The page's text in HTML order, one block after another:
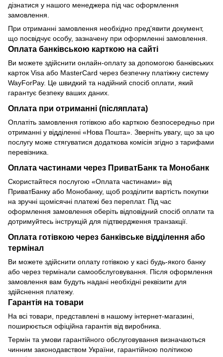
дізнатися у нашого менеджера під час оформлення
замовлення.
При отриманні замовлення необхідно пред'явити документ,
що посвідчує особу, зазначену при оформленні замовлення.
Оплата банківською карткою на сайті
Ви можете здійснити онлайн-оплату за допомогою банківських
карток Visa або MasterCard через безпечну платіжну систему
WayForPay. Це швидкий та надійний спосіб оплати, який
гарантує безпеку ваших даних.
Оплата при отриманні (післяплата)
Оплатіть замовлення готівкою або карткою безпосередньо при
отриманні у відділенні «Нова Пошта». Зверніть увагу, що за цю
послугу може стягуватися додаткова комісія згідно з тарифами
перевізника.
Оплата частинами через ПриватБанк та Монобанк
Скористайтеся послугою «Оплата частинами» від
ПриватБанку або Монобанку, щоб розділити вартість покупки
на зручні щомісячні платежі без переплат. Під час
оформлення замовлення оберіть відповідний спосіб оплати та
дотримуйтесь інструкцій для підтвердження транзакції.
Оплата готівкою через банківське відділення або
термінал
Ви можете здійснити оплату готівкою у касі будь-якого банку
або через термінали самообслуговування. Після оформлення
замовлення вам будуть надані необхідні реквізити для
здійснення платежу.
Гарантія на товари
На всі товари, представлені в нашому інтернет-магазині,
поширюється офіційна гарантія від виробника.
Термін та умови гарантійного обслуговування визначаються
чинним законодавством України, гарантійною політикою